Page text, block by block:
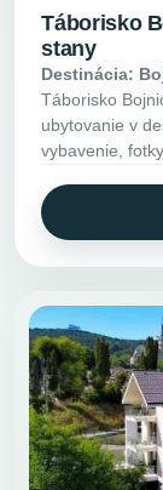
Táborisko
stany
Destinácia:
Táborisko
ubytovanie v
vybavenie,